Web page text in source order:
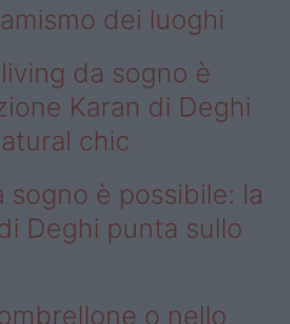
dei luoghi
da sogno è
Karan di Deghi
chic
sogno è possibile: la
Deghi punta sullo
o nello